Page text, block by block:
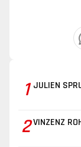
1 JULIEN
2 VINZENZ